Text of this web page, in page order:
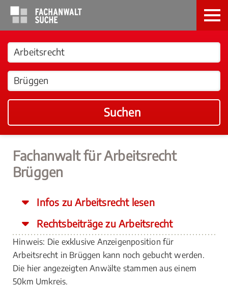
Suchen
Fachanwalt für Arbeitsrecht
Brüggen
Infos zu Arbeitsrecht lesen
Rechtsbeiträge zu Arbeitsrecht
Hinweis: Die exklusive Anzeigenposition für
Arbeitsrecht in Brüggen kann noch gebucht werden.
Die hier angezeigten Anwälte stammen aus einem
50km Umkreis.